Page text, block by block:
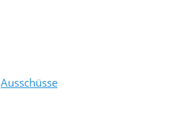
Ausschüsse